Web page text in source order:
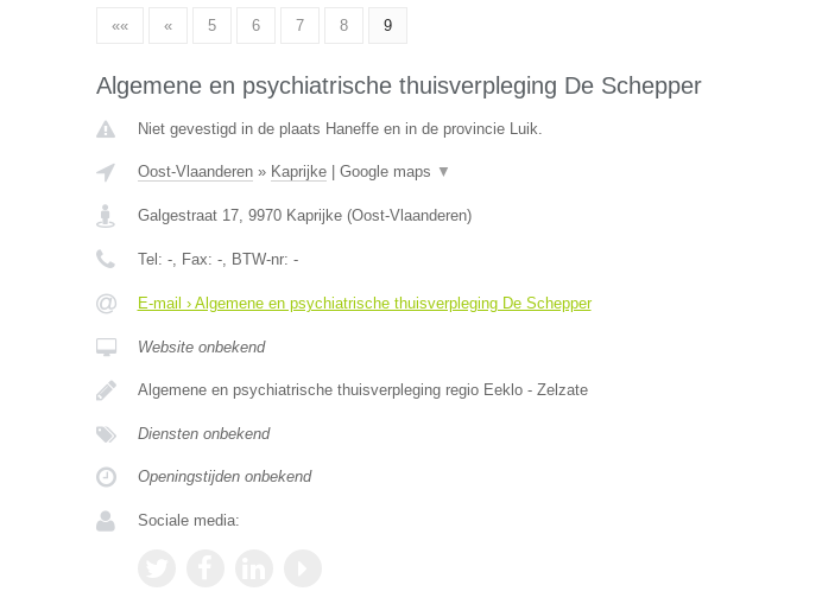
«« « 5 6 7 8 9
Algemene en psychiatrische thuisverpleging De Schepper
Niet gevestigd in de plaats Haneffe en in de provincie Luik.
Oost-Vlaanderen» Kaprijke| Google maps ▼
Galgestraat 17, 9970 Kaprijke(Oost-Vlaanderen)
Tel: -, Fax: -, BTW-nr: -
E-mail › Algemene en psychiatrische thuisverpleging De Schepper
Website onbekend
Algemene en psychiatrische thuisverpleging regio Eeklo - Zelzate
Diensten onbekend
Openingstijden onbekend
Sociale media: